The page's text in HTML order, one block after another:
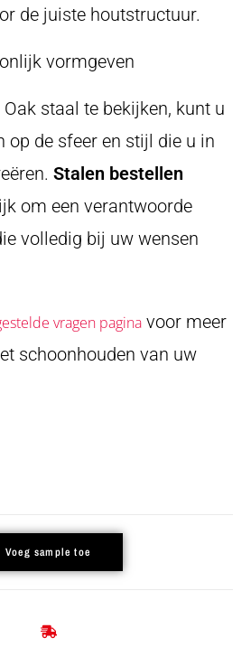
de juiste houtstructuur.
vormgeven
staal te bekijken, kunt u
op de sfeer en stijl die u in
Stalen bestellen
om een verantwoorde
volledig bij uw wensen
vragen pagina voor meer
schoonhouden van uw
Voeg sample toe